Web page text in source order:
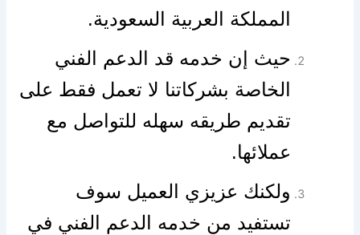
المملكة العربية السعودية.
حيث إن خدمه قد الدعم الفني
الخاصة بشركاتنا لا تعمل فقط على
تقديم طريقه سهله للتواصل مع
عملائها.
ولكنك عزيزي العميل سوف
تستفيد من خدمه الدعم الفني في